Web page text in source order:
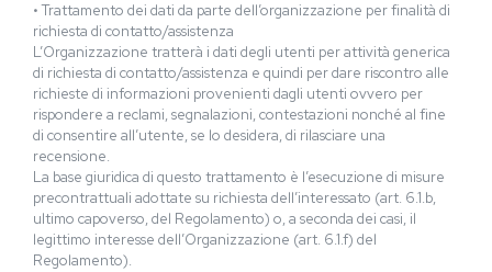
• Trattamento dei dati da parte dell’organizzazione per finalità di
richiesta di contatto/assistenza
L’Organizzazione tratterà i dati degli utenti per attività generica
di richiesta di contatto/assistenza e quindi per dare riscontro alle
richieste di informazioni provenienti dagli utenti ovvero per
rispondere a reclami, segnalazioni, contestazioni nonché al fine
di consentire all’utente, se lo desidera, di rilasciare una
recensione.
La base giuridica di questo trattamento è l’esecuzione di misure
precontrattuali adottate su richiesta dell’interessato (art. 6.1.b,
ultimo capoverso, del Regolamento) o, a seconda dei casi, il
legittimo interesse dell’Organizzazione (art. 6.1.f) del
Regolamento).